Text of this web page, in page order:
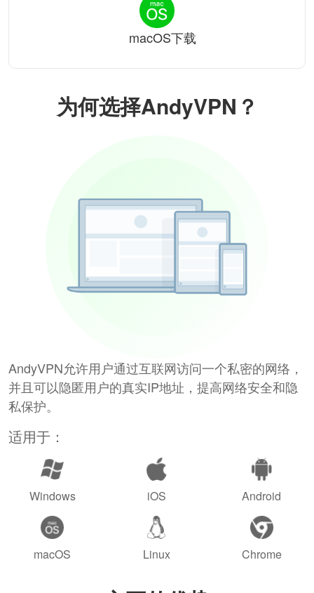
为何选择AndyVPN？
AndyVPN允许用户通过互联网访问一个私密的网络，
并且可以隐匿用户的真实IP地址，提高网络安全和隐
私保护。
适用于：
Windows iOS Android
macOS Linux Chrome
macOS下载